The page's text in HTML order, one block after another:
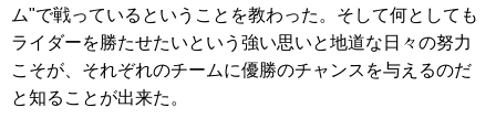
ム"で戦っているということを教わった。そして何としても
ライダーを勝たせたいという強い思いと地道な日々の努力
こそが、それぞれのチームに優勝のチャンスを与えるのだ
と知ることが出来た。